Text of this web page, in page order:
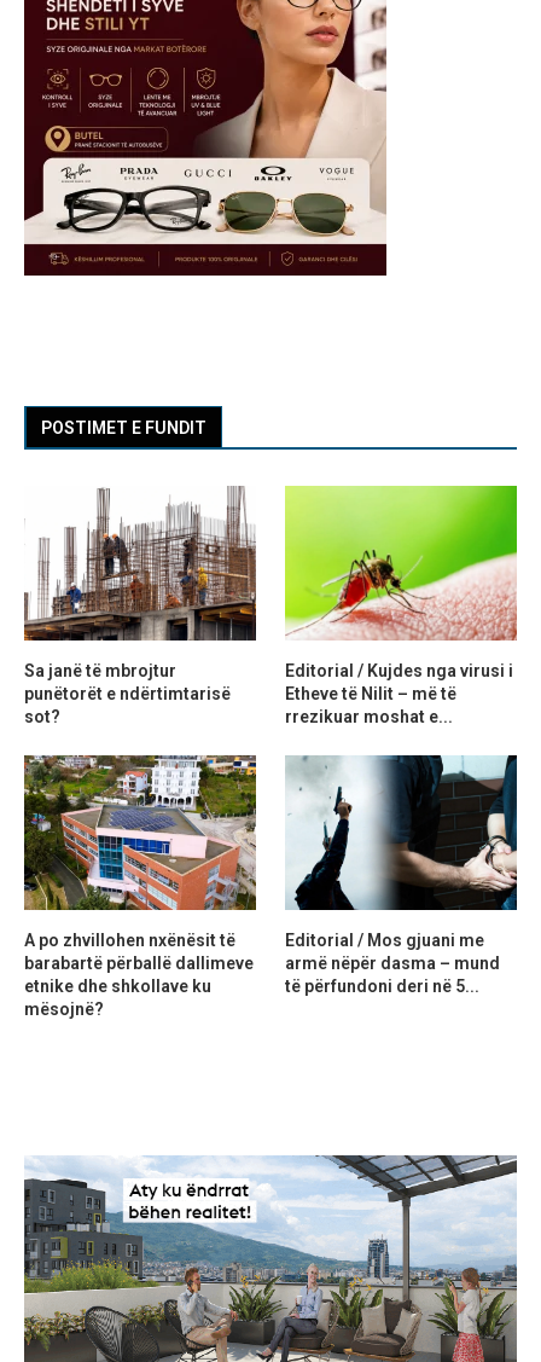
POSTIMET E FUNDIT
Sa janë të mbrojtur
punëtorët e ndërtimtarisë
sot?
Editorial / Kujdes nga virusi i
Etheve të Nilit – më të
rrezikuar moshat e...
A po zhvillohen nxënësit të
barabartë përballë dallimeve
etnike dhe shkollave ku
mësojnë?
Editorial / Mos gjuani me
armë nëpër dasma – mund
të përfundoni deri në 5...